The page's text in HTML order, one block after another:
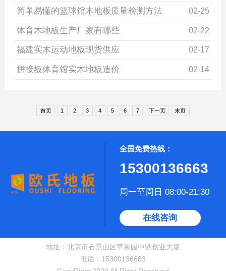
简单易懂的篮球馆木地板质量检测方法 02-25
体育木地板生产厂家有哪些 02-22
福建实木运动地板现货供应 02-17
拼接板体育馆实木地板造价 02-14
首页 1 2 3 4 5 6 7 下一页 末页
全国免费热线：
15300136663
周一至周日 08:00-21:30
在线咨询
地址：北京市石景山区苹果园中铁创业大厦
电话：15300136663